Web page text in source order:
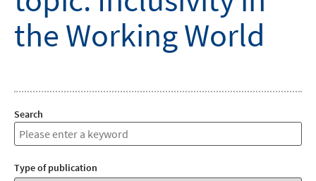
the Working World
Search
Type of publication